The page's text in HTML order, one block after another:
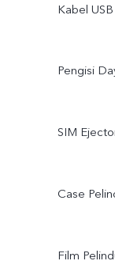
Kabel USB
Pengisi
SIM
Case
Film